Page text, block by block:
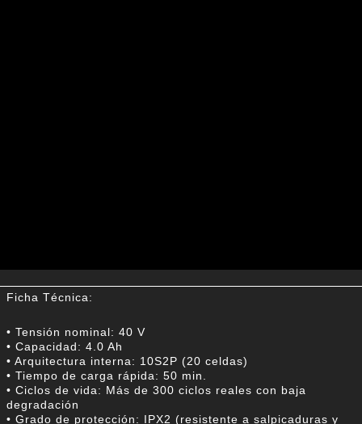
Ficha Técnica:
• Tensión nominal: 40 V
• Capacidad: 4.0 Ah
• Arquitectura interna: 10S2P (20 celdas)
• Tiempo de carga rápida: 50 min.
• Ciclos de vida: Más de 300 ciclos reales con baja
degradación
• Grado de protección: IPX2 (resistente a salpicaduras y